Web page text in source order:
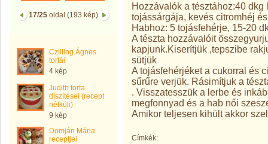
17/25 oldal (193 kép)
Czilling Ágnes
tortái
4 kép
Judith torta
díszítései (recept
nélküli)
9 kép
Domján Mária
receptjei
Hozzávalók a tésztához:40 dkg
tojássárgája, kevés citromhéj
Habhoz: 5 tojásfehérje, 15-20
A tészta hozzávalóit
kapjunk.Kiserítjük ,tepszibe
sütjük
A tojásfehérjéket a cukorral és
sűrűre verjük. Rásimítjuk a
. Visszatesszük a lerbe és
megfonnyad és a hab női
Amikor teljesen kihült akkor
Címkék: